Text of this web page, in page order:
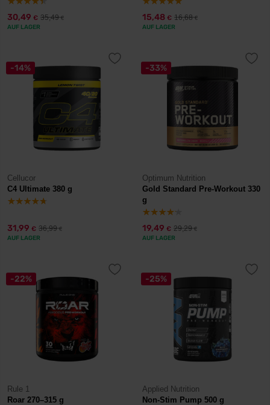
30,49 € 35,49€
AUF LAGER
15,48 € 16,68€
AUF LAGER
-14%
Cellucor
C4 Ultimate 380 g
31,99 € 36,99€
AUF LAGER
-33%
Optimum Nutrition
Gold Standard Pre-Workout 330
g
19,49 € 29,29€
AUF LAGER
-22%
Rule 1
Roar 270–315 g
-25%
Applied Nutrition
Non-Stim Pump 500 g